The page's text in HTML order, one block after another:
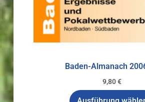
Baden-Almanach
9,80€